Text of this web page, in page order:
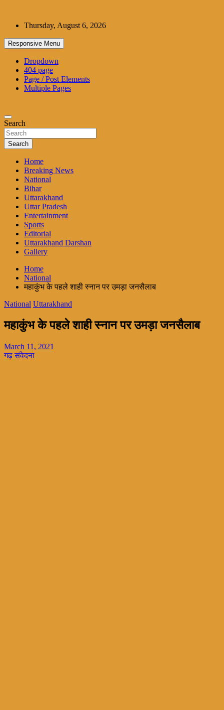
contentThursday, August 6, 2026
Responsive Menu
Dropdown
404 page
Page / Post Elements
Multiple Pages
Search
Search
Home
Breaking News
National
Bihar
Uttarakhand
Uttar Pradesh
Entertainment
Sports
Editorial
Uttarakhand Darshan
Gallery
Home
National
महाकुंभ के पहले शाही स्नान पर उमड़ा जनसैलाब
National Uttarakhand
महाकुंभ के पहले शाही स्नान पर उमड़ा जनसैलाब
March 11, 2021
गढ़ संवेदना